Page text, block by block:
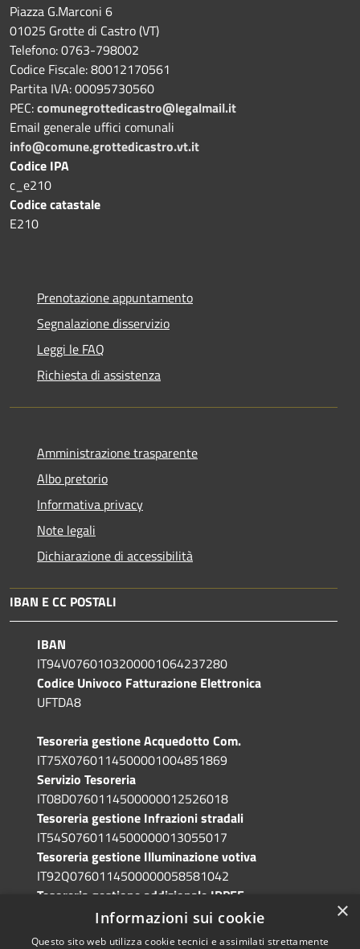
Piazza G.Marconi 6
01025 Grotte di Castro (VT)
Telefono: 0763-798002
Codice Fiscale: 80012170561
Partita IVA: 00095730560
PEC:comunegrottedicastro@legalmail.it
Email generale uffici comunali
info@comune.grottedicastro.vt.it
Codice IPA
c_e210
Codice catastale
E210
Prenotazione appuntamento
Segnalazione disservizio
Leggi le FAQ
Richiesta di assistenza
Amministrazione trasparente
Albo pretorio
Informativa privacy
Note legali
Dichiarazione di accessibilità
IBAN E CC POSTALI
IBAN
IT94V0760103200001064237280
Codice Univoco Fatturazione Elettronica
UFTDA8
Tesoreria gestione Acquedotto Com.
IT75X0760114500001004851869
Servizio Tesoreria
IT08D0760114500000012526018
Tesoreria gestione Infrazioni stradali
IT54S0760114500000013055017
Tesoreria gestione Illuminazione votiva
IT92Q0760114500000058581042
Tesoreria gestione addizionale IRPEF
IT71A0760114500000086341765
×
Informazioni sui cookie
Questo sito web utilizza cookie tecnici e assimilati strettamente